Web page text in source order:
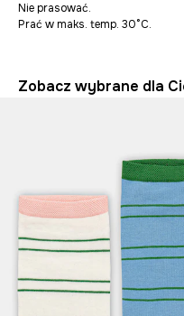
Nie prasować.
Prać w maks. temp. 30°C.
Zobacz wybrane dla